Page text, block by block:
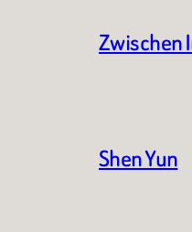
Zwischen
Shen Yun